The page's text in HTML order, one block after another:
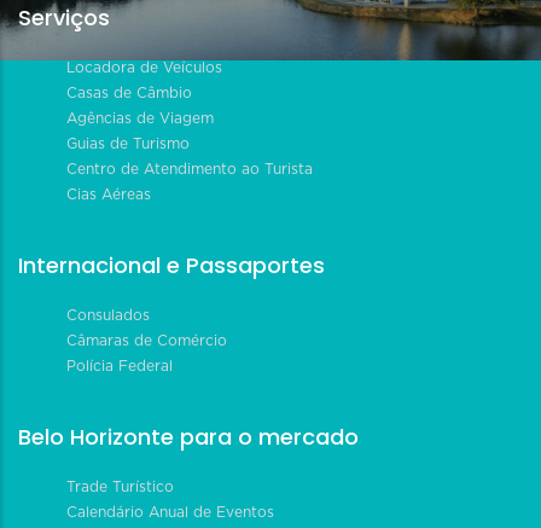
Serviços
Locadora de Veículos
Casas de Câmbio
Agências de Viagem
Guias de Turismo
Centro de Atendimento ao Turista
Cias Aéreas
Internacional e Passaportes
Consulados
Câmaras de Comércio
Polícia Federal
Belo Horizonte para o mercado
Trade Turístico
Calendário Anual de Eventos